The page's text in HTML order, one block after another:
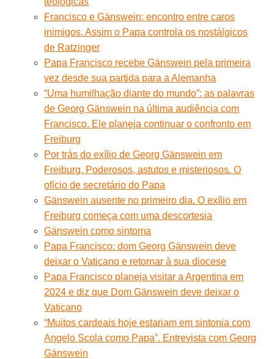
Francisco e Gänswein: encontro entre caros
inimigos. Assim o Papa controla os nostálgicos
de Ratzinger
Papa Francisco recebe Gänswein pela primeira
vez desde sua partida para a Alemanha
“Uma humilhação diante do mundo”: as palavras
de Georg Gänswein na última audiência com
Francisco. Ele planeja continuar o confronto em
Freiburg
Por trás do exílio de Georg Gänswein em
Freiburg. Poderosos, astutos e misteriosos. O
ofício de secretário do Papa
Gänswein ausente no primeiro dia. O exílio em
Freiburg começa com uma descortesia
Gänswein como sintoma
Papa Francisco: dom Georg Gänswein deve
deixar o Vaticano e retornar à sua diocese
Papa Francisco planeja visitar a Argentina em
2024 e diz que Dom Gänswein deve deixar o
Vaticano
“Muitos cardeais hoje estariam em sintonia com
Angelo Scola como Papa”. Entrevista com Georg
Gänswein